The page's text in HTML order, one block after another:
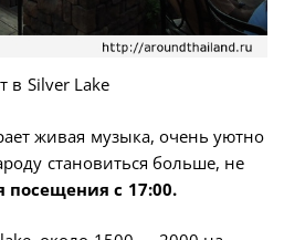
в Silver Lake
живая музыка, очень уютно
становиться больше, не
посещения с 17:00.